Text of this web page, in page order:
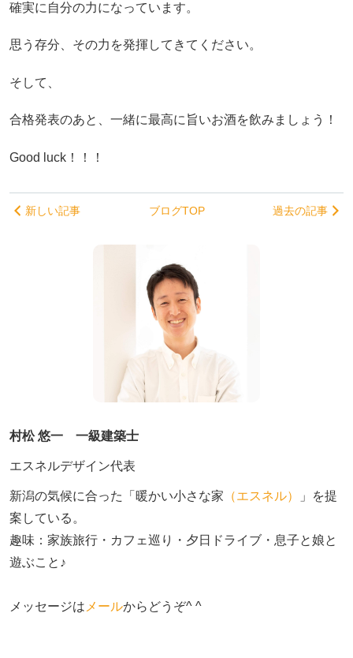
確実に自分の力になっています。
思う存分、その力を発揮してきてください。
そして、
合格発表のあと、一緒に最高に旨いお酒を飲みましょう！
Good luck！！！
新しい記事 ブログTOP 過去の記事
村松 悠一 一級建築士
エスネルデザイン代表
新潟の気候に合った「暖かい小さな家 （エスネル）
」を提
案している。
趣味：家族旅行・カフェ巡り・夕日ドライブ・息子と娘と
遊ぶこと♪
メッセージは メールからどうぞ^ ^